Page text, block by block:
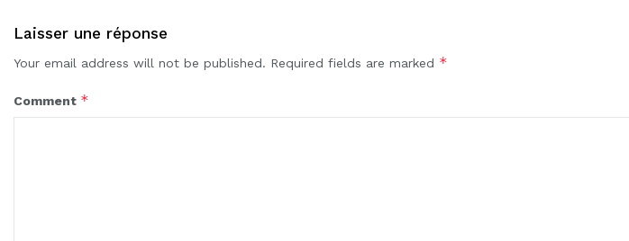
Laisser une réponse
Your email address will not be published. Required fields are marked *
Comment *